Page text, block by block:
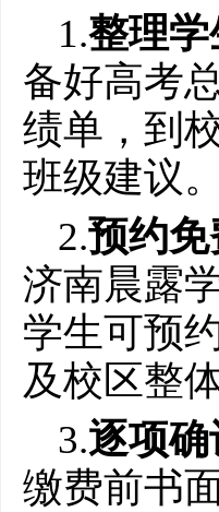
1.整理
备好高考
绩单，到
班级建议。
2.预约
济南晨露
学生可预
及校区整
3.逐项
缴费前书